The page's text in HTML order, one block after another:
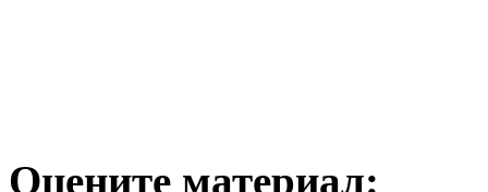
Оцените материал: